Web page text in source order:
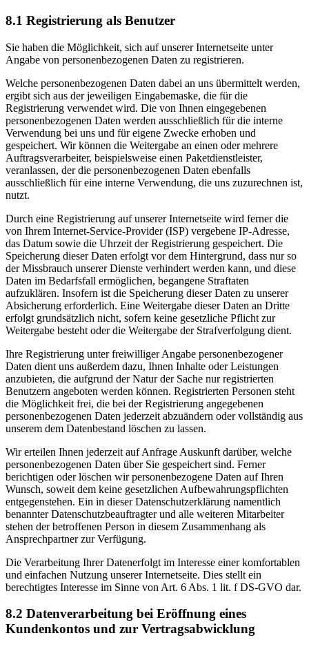
8.1 Registrierung als Benutzer
Sie haben die Möglichkeit, sich auf unserer Internetseite unter
Angabe von personenbezogenen Daten zu registrieren.
Welche personenbezogenen Daten dabei an uns übermittelt werden,
ergibt sich aus der jeweiligen Eingabemaske, die für die
Registrierung verwendet wird. Die von Ihnen eingegebenen
personenbezogenen Daten werden ausschließlich für die interne
Verwendung bei uns und für eigene Zwecke erhoben und
gespeichert. Wir können die Weitergabe an einen oder mehrere
Auftragsverarbeiter, beispielsweise einen Paketdienstleister,
veranlassen, der die personenbezogenen Daten ebenfalls
ausschließlich für eine interne Verwendung, die uns zuzurechnen ist,
nutzt.
Durch eine Registrierung auf unserer Internetseite wird ferner die
von Ihrem Internet-Service-Provider (ISP) vergebene IP-Adresse,
das Datum sowie die Uhrzeit der Registrierung gespeichert. Die
Speicherung dieser Daten erfolgt vor dem Hintergrund, dass nur so
der Missbrauch unserer Dienste verhindert werden kann, und diese
Daten im Bedarfsfall ermöglichen, begangene Straftaten
aufzuklären. Insofern ist die Speicherung dieser Daten zu unserer
Absicherung erforderlich. Eine Weitergabe dieser Daten an Dritte
erfolgt grundsätzlich nicht, sofern keine gesetzliche Pflicht zur
Weitergabe besteht oder die Weitergabe der Strafverfolgung dient.
Ihre Registrierung unter freiwilliger Angabe personenbezogener
Daten dient uns außerdem dazu, Ihnen Inhalte oder Leistungen
anzubieten, die aufgrund der Natur der Sache nur registrierten
Benutzern angeboten werden können. Registrierten Personen steht
die Möglichkeit frei, die bei der Registrierung angegebenen
personenbezogenen Daten jederzeit abzuändern oder vollständig aus
unserem dem Datenbestand löschen zu lassen.
Wir erteilen Ihnen jederzeit auf Anfrage Auskunft darüber, welche
personenbezogenen Daten über Sie gespeichert sind. Ferner
berichtigen oder löschen wir personenbezogene Daten auf Ihren
Wunsch, soweit dem keine gesetzlichen Aufbewahrungspflichten
entgegenstehen. Ein in dieser Datenschutzerklärung namentlich
benannter Datenschutzbeauftragter und alle weiteren Mitarbeiter
stehen der betroffenen Person in diesem Zusammenhang als
Ansprechpartner zur Verfügung.
Die Verarbeitung Ihrer Datenerfolgt im Interesse einer komfortablen
und einfachen Nutzung unserer Internetseite. Dies stellt ein
berechtigtes Interesse im Sinne von Art. 6 Abs. 1 lit. f DS-GVO dar.
8.2 Datenverarbeitung bei Eröffnung eines
Kundenkontos und zur Vertragsabwicklung